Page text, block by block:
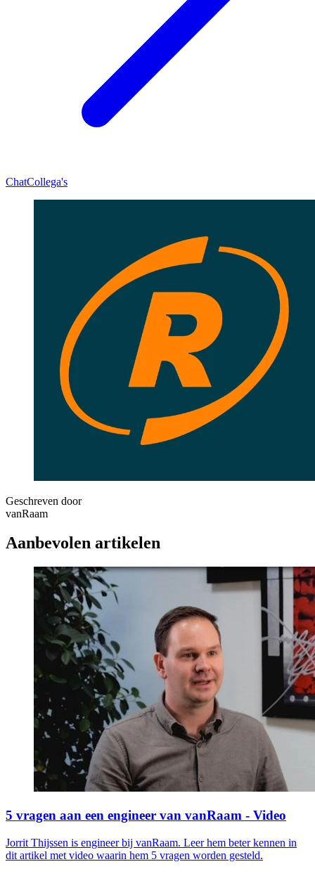
ChatCollega's
Geschreven door
vanRaam
Aanbevolen artikelen
5 vragen aan een engineer van vanRaam - Video
Jorrit Thijssen is engineer bij vanRaam. Leer hem beter kennen in
dit artikel met video waarin hem 5 vragen worden gesteld.